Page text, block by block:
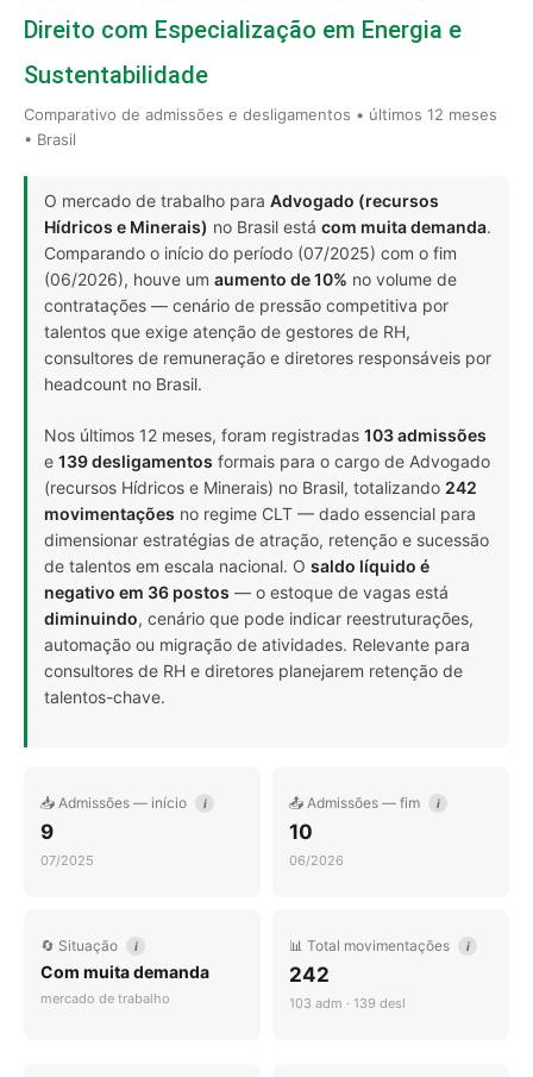
Direito com Especialização em Energia e
Sustentabilidade
Comparativo de admissões e desligamentos • últimos 12 meses
• Brasil
O mercado de trabalho para Advogado (recursos
Hídricos e Minerais) no Brasil está com muita demanda.
Comparando o início do período (07/2025) com o fim
(06/2026), houve um aumento de 10% no volume de
contratações — cenário de pressão competitiva por
talentos que exige atenção de gestores de RH,
consultores de remuneração e diretores responsáveis por
headcount no Brasil.
Nos últimos 12 meses, foram registradas 103 admissões
e 139 desligamentos formais para o cargo de Advogado
(recursos Hídricos e Minerais) no Brasil, totalizando 242
movimentações no regime CLT — dado essencial para
dimensionar estratégias de atração, retenção e sucessão
de talentos em escala nacional. O saldo líquido é
negativo em 36 postos — o estoque de vagas está
diminuindo, cenário que pode indicar reestruturações,
automação ou migração de atividades. Relevante para
consultores de RH e diretores planejarem retenção de
talentos-chave.
📥 Admissões — início i
9
07/2025
📤 Admissões — fim i
10
06/2026
🔄 Situação i
Com muita demanda
mercado de trabalho
📊 Total movimentações i
242
103 adm · 139 desl